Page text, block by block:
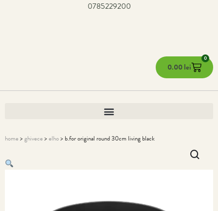
0785229200
0.00lei
0
home>ghivece>elho> b.for original round 30cm living black